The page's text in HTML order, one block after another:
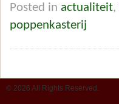
Posted in actualiteit,
poppenkasterij
© 2026 All Rights Reserved.